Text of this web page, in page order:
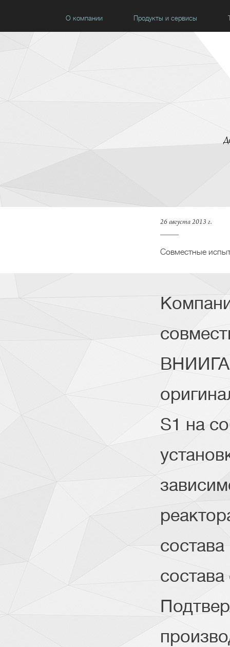
О компании Продукты и сервисы
26 августа 2013 г.
Совместные
S1 на
состава